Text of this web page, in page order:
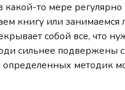
то мере регулярно
книгу или
собой все, что
сильнее подвержены
методик